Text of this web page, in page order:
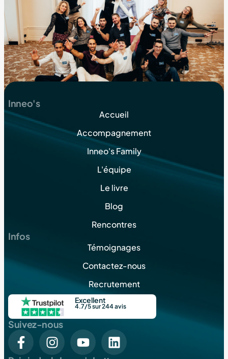
Inneo's
Accueil
Accompagnement
Inneo's Family
L'équipe
Le livre
Blog
Rencontres
Infos
Témoignages
Contactez-nous
Recrutement
Excellent
4.7/5 sur 244 avis
Suivez-nous